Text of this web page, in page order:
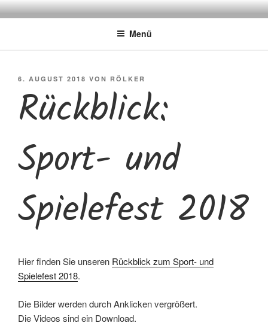
Zum
InhaltFÜRSTENBERGSCHULE
Gemeinschaftsgrundschule
Menü
VERÖFFENTLICHT
6. AUGUST 2018 VON RÖLKER
Rückblick:
Sport- und
Spielefest 2018
Hier finden Sie unseren Rückblick zum Sport- und
Spielefest 2018.
Die Bilder werden durch Anklicken vergrößert.
Die Videos sind ein Download.